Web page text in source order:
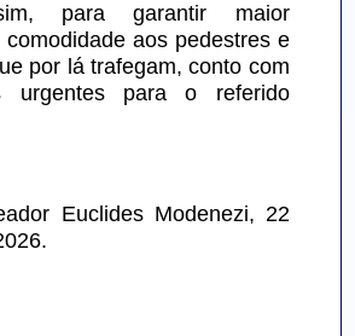
para garantir maior
aos pedestres e
por lá trafegam, conto com
urgentes para o referido
Euclides Modenezi, 22